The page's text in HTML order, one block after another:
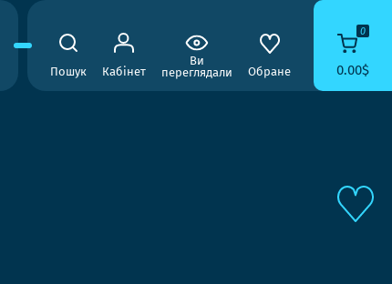
Пошук Кабінет
Ви
переглядали
Обране
0
0.00$